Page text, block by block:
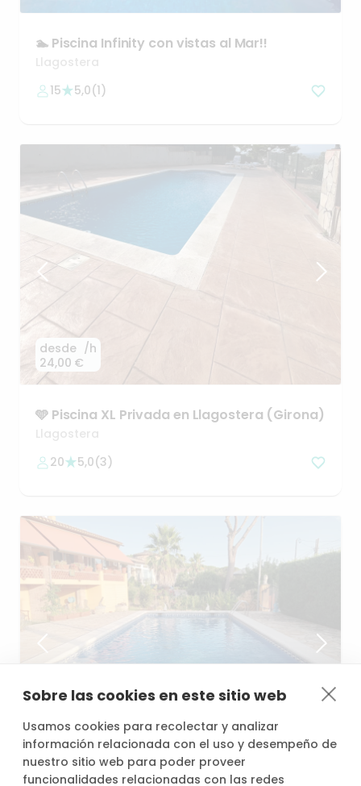
Sobre las cookies en este sitio web
Usamos cookies para recolectar y analizar
información relacionada con el uso y desempeño de
nuestro sitio web para poder proveer
funcionalidades relacionadas con las redes
🏊 Piscina Infinity con vistas al Mar!!
Llagostera
15
5,0(1)
desde
24,00 €
/h
🩵 Piscina XL Privada en Llagostera (Girona)
Llagostera
20
5,0(3)
desde
30,00 €
/h